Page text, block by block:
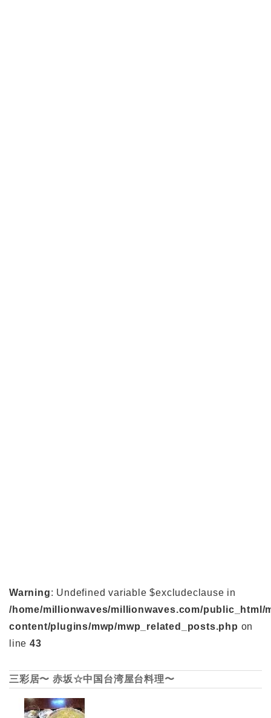
Warning: Undefined variable $excludeclause in
/home/millionwaves/millionwaves.com/public_html/
content/plugins/mwp/mwp_related_posts.php on
line 43
三彩居〜 赤坂☆中国台湾屋台料理〜